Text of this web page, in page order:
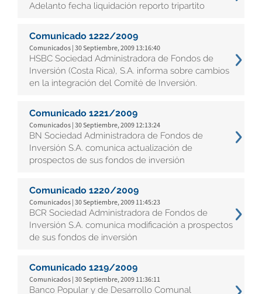
Adelanto fecha liquidación reporto tripartito
Comunicado 1222/2009
Comunicados | 30 Septiembre, 2009 13:16:40
HSBC Sociedad Administradora de Fondos de
Inversión (Costa Rica), S.A. informa sobre cambios
en la integración del Comité de Inversión.
Comunicado 1221/2009
Comunicados | 30 Septiembre, 2009 12:13:24
BN Sociedad Administradora de Fondos de
Inversión S.A. comunica actualización de
prospectos de sus fondos de inversión
Comunicado 1220/2009
Comunicados | 30 Septiembre, 2009 11:45:23
BCR Sociedad Administradora de Fondos de
Inversión S.A. comunica modificación a prospectos
de sus fondos de inversión
Comunicado 1219/2009
Comunicados | 30 Septiembre, 2009 11:36:11
Banco Popular y de Desarrollo Comunal